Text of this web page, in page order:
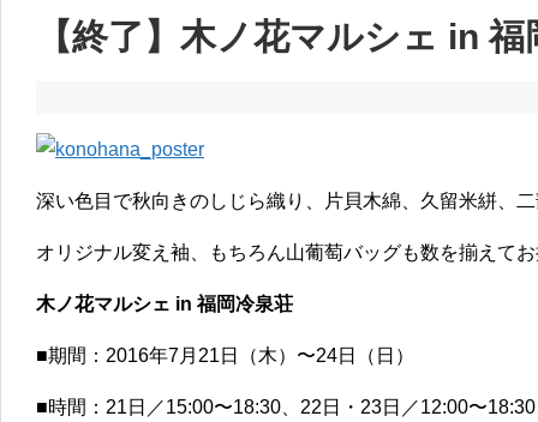
【終了】木ノ花マルシェ in 福
深い色目で秋向きのしじら織り、片貝木綿、久留米絣、
オリジナル変え袖、もちろん山葡萄バッグも数を揃えて
木ノ花マルシェ in 福岡冷泉荘
■期間：2016年7月21日（木）〜24日（日）
■時間：21日／15:00〜18:30、22日・23日／12:00〜